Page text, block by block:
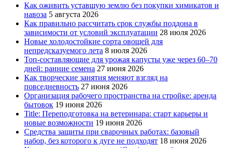
Как оживить уставшую землю без покупки химикатов и
навоза 5 августа 2026
Как правильно рассчитать срок службы поддона в
зависимости от условий эксплуатации 28 июля 2026
Новые холодостойкие сорта овощей для
непредсказуемого лета 8 июля 2026
Топ-составляющие для урожая капусты уже через 60–70
дней: ранние семена 27 июня 2026
Как творческие занятия меняют взгляд на
повседневность 27 июня 2026
Организация рабочего пространства на стройке: аренда
бытовок 19 июня 2026
Title: Переподготовка на ветеринара: старт карьеры и
новые возможности 19 июня 2026
Средства защиты при сварочных работах: базовый
набор, без которого к дуге не подходят 18 июня 2026